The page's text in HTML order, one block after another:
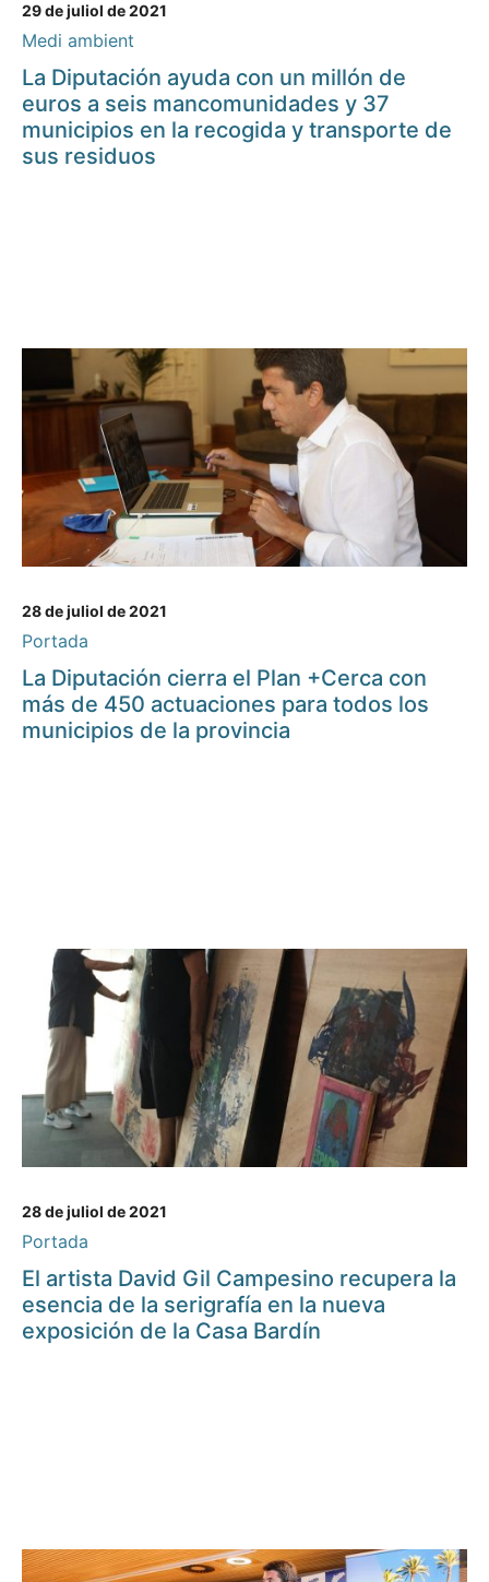
29 de juliol de 2021
Medi ambient
La Diputación ayuda con un millón de
euros a seis mancomunidades y 37
municipios en la recogida y transporte de
sus residuos
28 de juliol de 2021
Portada
La Diputación cierra el Plan +Cerca con
más de 450 actuaciones para todos los
municipios de la provincia
28 de juliol de 2021
Portada
El artista David Gil Campesino recupera la
esencia de la serigrafía en la nueva
exposición de la Casa Bardín